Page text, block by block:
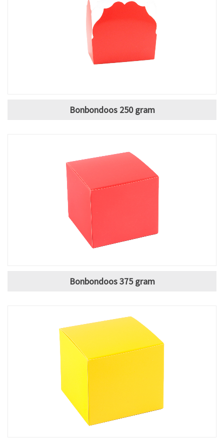
Bonbondoos 250 gram
Bonbondoos 375 gram